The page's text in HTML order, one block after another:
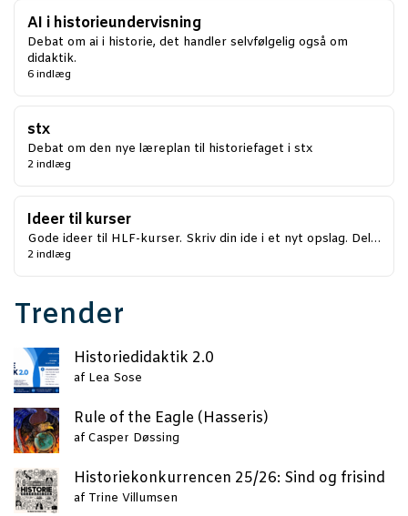
AI i historieundervisning
Debat om ai i historie, det handler selvfølgelig også om
didaktik.
6 indlæg
stx
Debat om den nye læreplan til historiefaget i stx
2 indlæg
Ideer til kurser
Gode ideer til HLF-kurser. Skriv din ide i et nyt opslag. Del…
2 indlæg
Trender
Histo­ri­e­di­dak­tik 2.0
af Lea Sose
Rule of the Eag­le (Has­se­ris)
af Casper Døssing
Histo­rie­kon­kur­ren­cen 25/26: Sind og frisind
af Trine Villumsen